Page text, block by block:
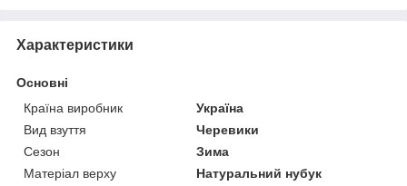
Характеристики
Основні
Країна виробник
Україна
Вид взуття
Черевики
Сезон
Зима
Матеріал верху
Натуральний нубук